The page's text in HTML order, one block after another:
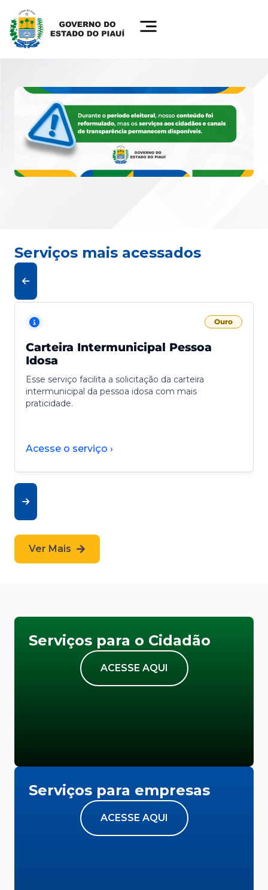
Serviços mais acessados
Ouro
Carteira Intermunicipal Pessoa
Idosa
Esse serviço facilita a solicitação da carteira
intermunicipal da pessoa idosa com mais
praticidade.
Acesse o serviço ›
Ver Mais
Serviços para o Cidadão
ACESSE AQUI
Serviços para empresas
ACESSE AQUI